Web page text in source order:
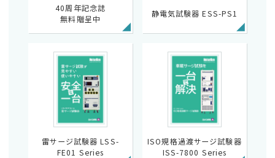
40周年記念誌
無料贈呈中
静電気試験器 ESS-PS1
雷サージ試験器 LSS-
FE01 Series
ISO規格過渡サージ試験器
ISS-7800 Series